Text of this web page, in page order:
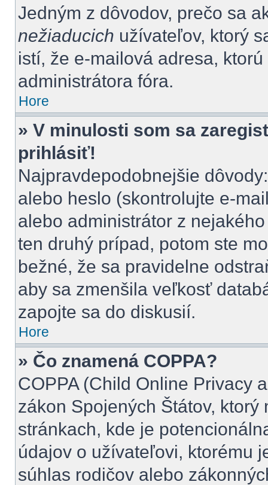
Jedným z dôvodov, prečo sa
nežiaducich užívateľov, ktorý
istí, že e-mailová adresa,
administrátora fóra.
Hore
» V minulosti som sa
prihlásiť!
Najpravdepodobnejšie
alebo heslo (skontrolujte e-
alebo administrátor z
ten druhý prípad, potom ste
bežné, že sa pravidelne
aby sa zmenšila veľkosť
zapojte sa do diskusií.
Hore
» Čo znamená COPPA?
COPPA (Child Online Privacy
zákon Spojených Štátov,
stránkach, kde je
údajov o užívateľovi, ktorému
súhlas rodičov alebo